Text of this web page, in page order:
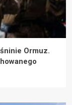
Ormuz.